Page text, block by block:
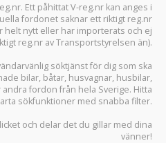
Ett påhittat V-reg.nr kan anges i
fordonet saknar ett riktigt reg.nr
helt nytt eller har importerats och ej
reg.nr av Transportstyrelsen än).
söktjänst för dig som ska
bilar, båtar, husvagnar, husbilar,
andra fordon från hela Sverige. Hitta
sökfunktioner med snabba filter.
och delar det du gillar med dina
vänner!